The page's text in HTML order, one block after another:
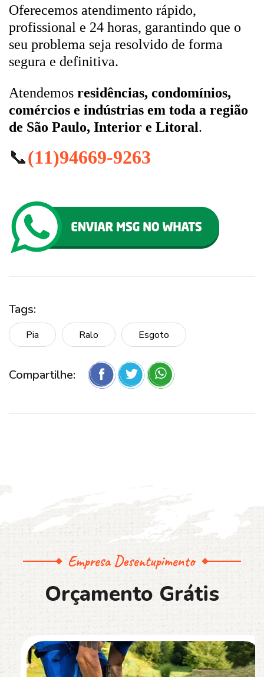
Oferecemos atendimento rápido,
profissional e 24 horas, garantindo que o
seu problema seja resolvido de forma
segura e definitiva.
Atendemos residências, condomínios,
comércios e indústrias em toda a região
de São Paulo, Interior e Litoral.
📞(11)94669-9263
Tags:
Pia Ralo Esgoto
Compartilhe:
Empresa Desentupimento
Orçamento Grátis